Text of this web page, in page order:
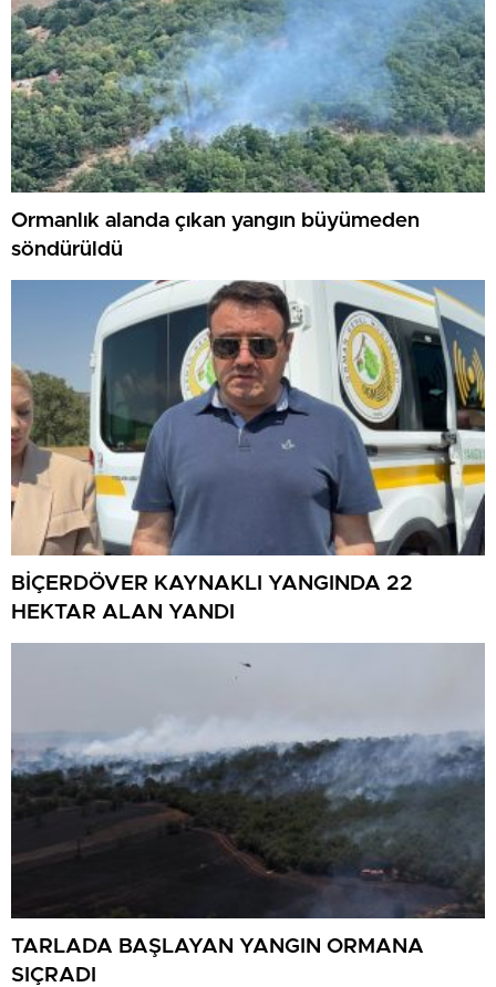
Ormanlık alanda çıkan yangın büyümeden
söndürüldü
BİÇERDÖVER KAYNAKLI YANGINDA 22
HEKTAR ALAN YANDI
TARLADA BAŞLAYAN YANGIN ORMANA
SIÇRADI